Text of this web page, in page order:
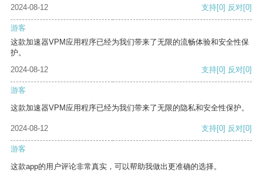
2024-08-12
支持[0] 反对[0]
游客
这款加速器VPM应用程序已经为我们带来了无限的流畅体验和安全性保
护。
2024-08-12
支持[0] 反对[0]
游客
这款加速器VPM应用程序已经为我们带来了无限的隐私和安全性保护。
2024-08-12 支持[0] 反对[0]
游客
这款app的用户评论非常真实，可以帮助我做出更准确的选择。